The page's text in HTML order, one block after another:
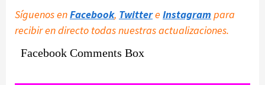
Síguenos enFacebook, Twittere Instagram para
recibir en directo todas nuestras actualizaciones.
Facebook Comments Box